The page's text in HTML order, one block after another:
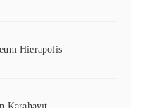
Hierapolis